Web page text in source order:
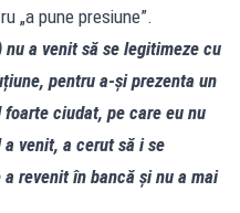
„a pune presiune”.
a venit să se legitimeze cu
pentru a‑și prezenta un
ciudat, pe care eu nu
venit, a cerut să i se
revenit în bancă și nu a mai